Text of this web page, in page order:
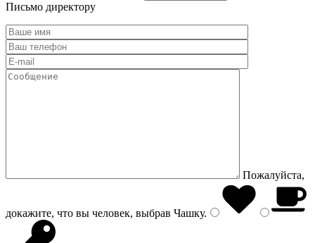
Письмо директору
Пожалуйста,
докажите, что вы человек, выбрав Чашку.